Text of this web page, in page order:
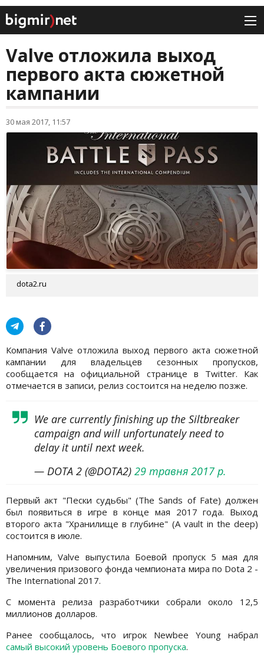
Valve отложила выход
первого акта сюжетной
кампании
30 мая 2017, 11:57
dota2.ru
Компания Valve отложила выход первого акта сюжетной
кампании для владельцев сезонных пропусков,
сообщается на официальной странице в Twitter. Как
отмечается в записи, релиз состоится на неделю позже.
We are currently finishing up the Siltbreaker
campaign and will unfortunately need to
delay it until next week.
— DOTA 2 (@DOTA2) 29 травня 2017 р.
Первый акт "Пески судьбы" (The Sands of Fate) должен
был появиться в игре в конце мая 2017 года. Выход
второго акта "Хранилище в глубине" (A vault in the deep)
состоится в июле.
Напомним, Valve выпустила Боевой пропуск 5 мая для
увеличения призового фонда чемпионата мира по Dota 2 -
The International 2017.
С момента релиза разработчики собрали около 12,5
миллионов долларов.
Ранее сообщалось, что игрок Newbee Young набрал
самый высокий уровень Боевого пропуска.